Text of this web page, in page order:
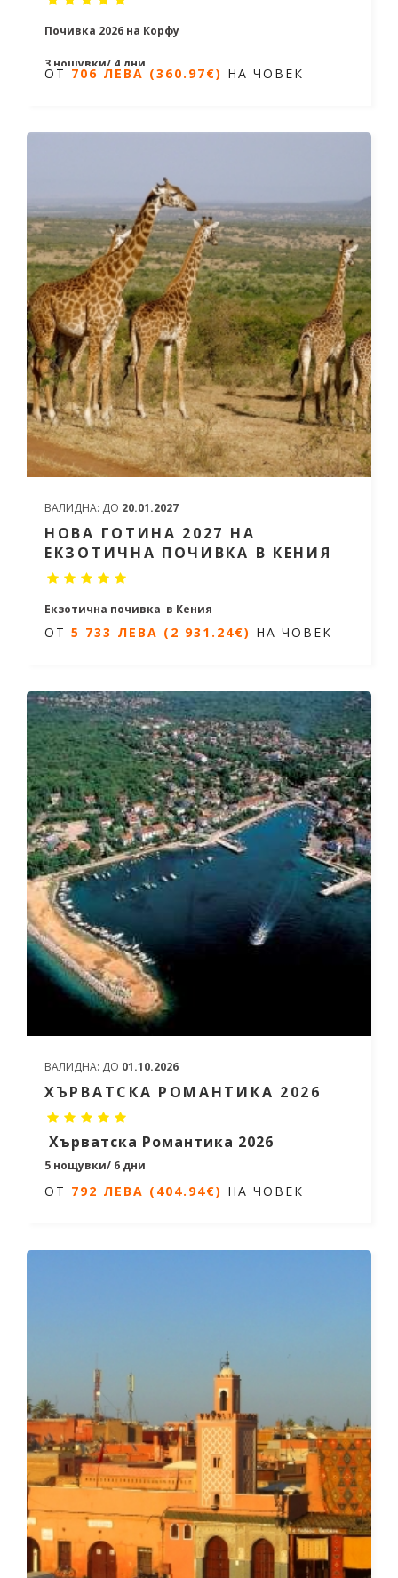
Почивка 2026 на Корфу
3 нощувки/ 4 дни
ОТ 706 ЛЕВА (360.97€) НА ЧОВЕК
ВАЛИДНА: ДО 20.01.2027
НОВА ГОТИНА 2027 НА
ЕКЗОТИЧНА ПОЧИВКА В КЕНИЯ
Екзотична почивка в Кения
10 дни, /7 нощувки
ОТ5 733 ЛЕВА (2 931.24€)НА
ЧОВЕК
ОТ 5 733 ЛЕВА (2 931.24€) НА ЧОВЕК
ВАЛИДНА: ДО 01.10.2026
ХЪРВАТСКА РОМАНТИКА 2026
Хърватска Романтика 2026
5 нощувки/ 6 дни
Дати от 08.04.2026 до 14.10.2026
ОТ 792 ЛЕВА (404.94€) НА ЧОВЕК